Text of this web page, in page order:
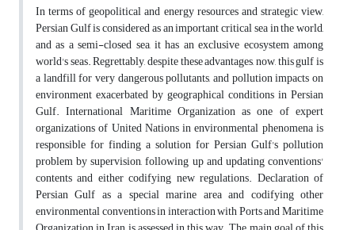
In terms of geopolitical and energy resources and strategic view,
Persian Gulf is considered as an important critical sea in the world,
and as a semi-closed sea, it has an exclusive ecosystem among
world's seas. Regrettably, despite these advantages, now, this gulf is
a landfill for very dangerous pollutants, and pollution impacts on
environment exacerbated by geographical conditions in Persian
Gulf. International Maritime Organization as one of expert
organizations of United Nations in environmental phenomena is
responsible for finding a solution for Persian Gulf's pollution
problem by supervision, following up and updating conventions'
contents and either codifying new regulations. Declaration of
Persian Gulf as a special marine area and codifying other
environmental conventions in interaction with Ports and Maritime